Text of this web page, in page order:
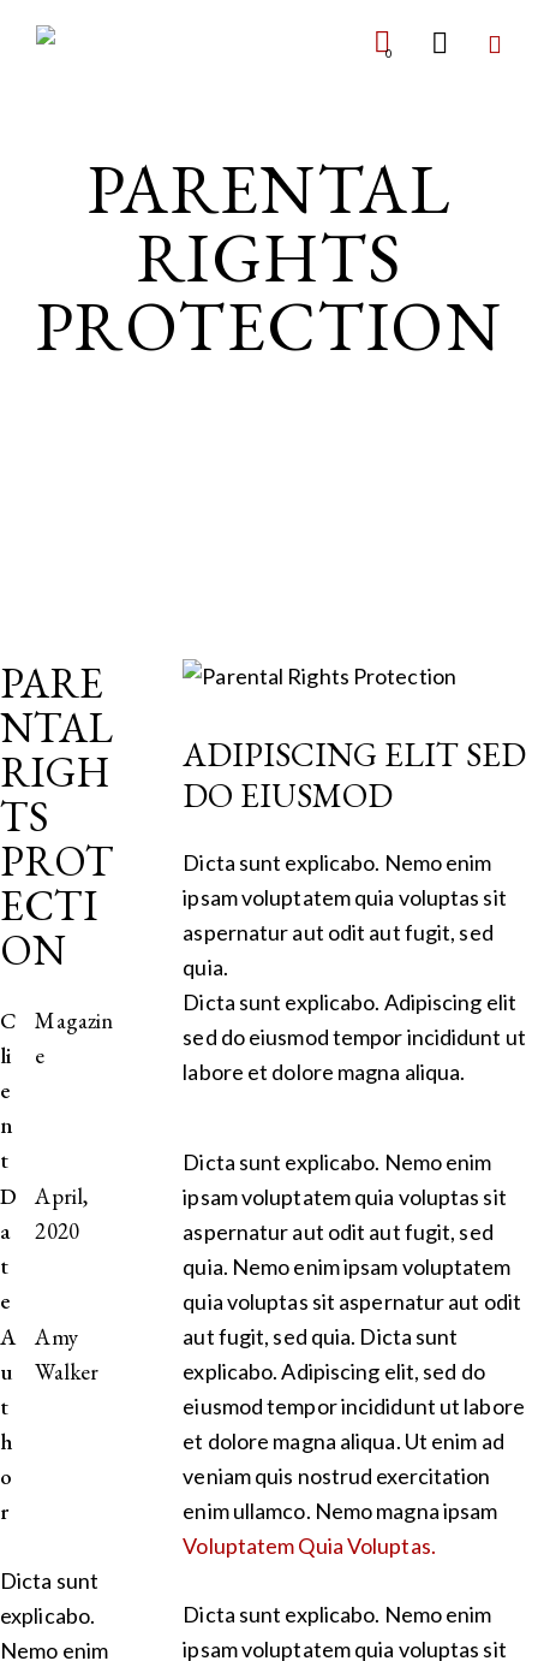
0
PARENTAL
RIGHTS
PROTECTION
PARE
NTAL
RIGH
TS
PROT
ECTI
ON
C
li
e
n
t
Magazin
e
D
a
t
e
April,
2020
A
u
t
h
o
r
Amy
Walker
Dicta sunt
explicabo.
Nemo enim
ADIPISCING ELIT SED
DO EIUSMOD
Dicta sunt explicabo. Nemo enim
ipsam voluptatem quia voluptas sit
aspernatur aut odit aut fugit, sed
quia.
Dicta sunt explicabo. Adipiscing elit
sed do eiusmod tempor incididunt ut
labore et dolore magna aliqua.
Dicta sunt explicabo. Nemo enim
ipsam voluptatem quia voluptas sit
aspernatur aut odit aut fugit, sed
quia. Nemo enim ipsam voluptatem
quia voluptas sit aspernatur aut odit
aut fugit, sed quia. Dicta sunt
explicabo. Adipiscing elit, sed do
eiusmod tempor incididunt ut labore
et dolore magna aliqua. Ut enim ad
veniam quis nostrud exercitation
enim ullamco. Nemo magna ipsam
Voluptatem Quia Voluptas.
Dicta sunt explicabo. Nemo enim
ipsam voluptatem quia voluptas sit